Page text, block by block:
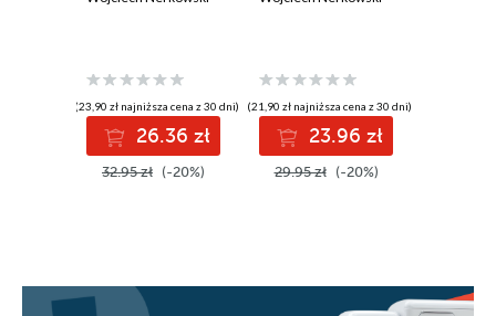
(23,90 zł najniższa cena z 30 dni)
26.36 zł
32.95 zł (-20%)
(21,90 zł najniższa cena z 30 dni)
23.96 zł
29.95 zł (-20%)